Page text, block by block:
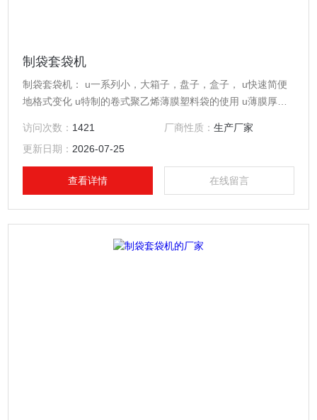
制袋套袋机
制袋套袋机： u一系列小，大箱子，盘子，盒子， u快速简便
地格式变化 u特制的卷式聚乙烯薄膜塑料袋的使用 u薄膜厚度
访问次数： 1421 厂商性质： 生产厂家
更新日期： 2026-07-25
查看详情 在线留言